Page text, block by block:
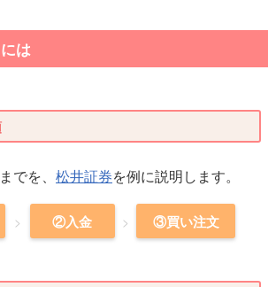
は
でを、 松井証券を例に説明します。
②入金 ③買い注文